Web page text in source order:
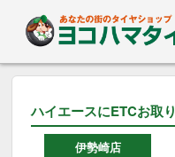
ハイエースにETCお取
伊勢崎店